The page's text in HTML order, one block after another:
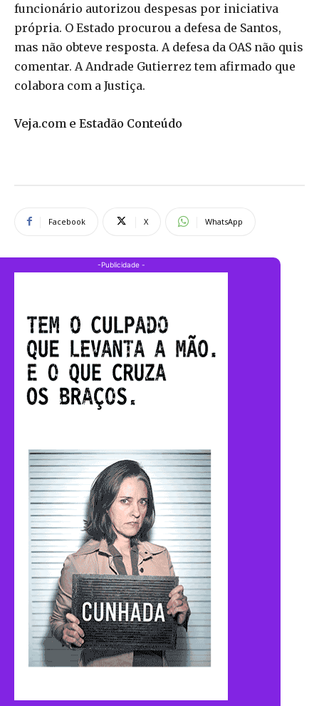
funcionário autorizou despesas por iniciativa
própria. O Estado procurou a defesa de Santos,
mas não obteve resposta. A defesa da OAS não quis
comentar. A Andrade Gutierrez tem afirmado que
colabora com a Justiça.
Veja.com e Estadão Conteúdo
Facebook X WhatsApp
-Publicidade -